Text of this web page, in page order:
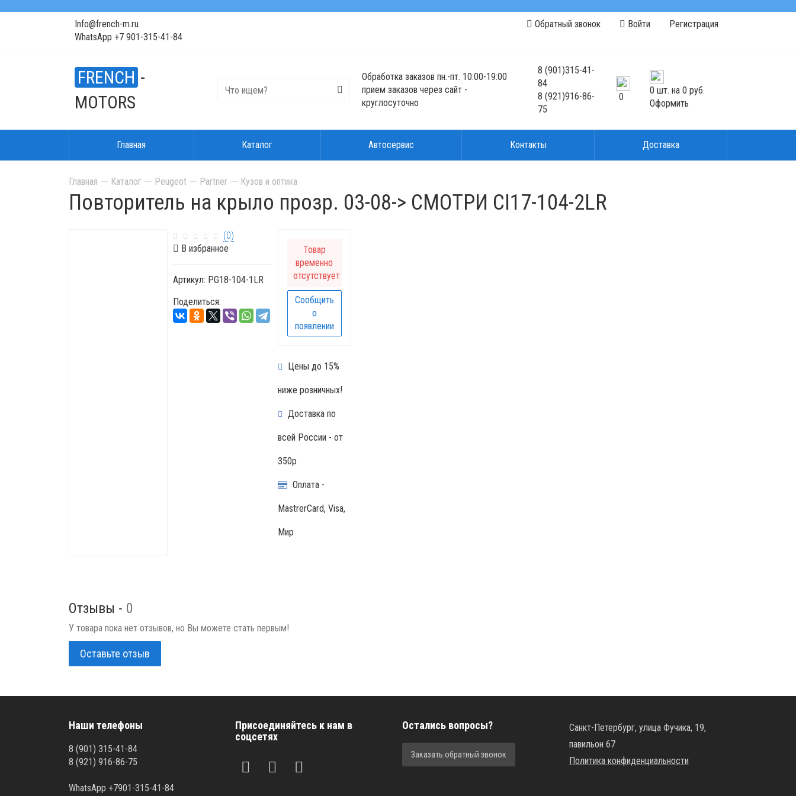
Info@french-m.ru
WhatsApp +7 901-315-41-84
Обратный звонок Войти Регистрация
FRENCH -
MOTORS
Обработка заказов пн.-пт. 10:00-19:00
прием заказов через сайт -
круглосуточно
8(901)315-41-
84
8(921)916-86-
75
0
0 шт. на 0 руб.
Оформить
Главная Каталог Автосервис Контакты Доставка
Главная Каталог Peugeot Partner Кузов и оптика
Повторитель на крыло прозр. 03-08-> СМОТРИ CI17-104-2LR
(0)
В избранное
Артикул: PG18-104-1LR
Поделиться:
Товар
временно
отсутствует
Сообщить
о
появлении
Цены до 15%
ниже розничных!
Доставка по
всей России - от
350р
Оплата -
MastrerCard, Visa,
Мир
Отзывы - 0
У товара пока нет отзывов, но Вы можете стать первым!
Оставьте отзыв
Наши телефоны
8 (901) 315-41-84
8 (921) 916-86-75
WhatsApp +7901-315-41-84
Присоединяйтесь к нам в
соцсетях
Остались вопросы?
Заказать обратный звонок
Санкт-Петербург, улица Фучика, 19,
павильон 67
Политика конфиденциальности